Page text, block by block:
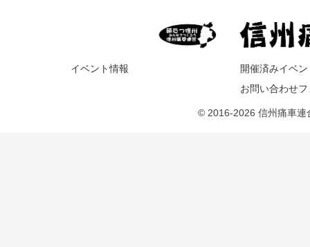
イベント情報
開催済みイベ
お問い合わせ
© 2016-2026 信州痛車連